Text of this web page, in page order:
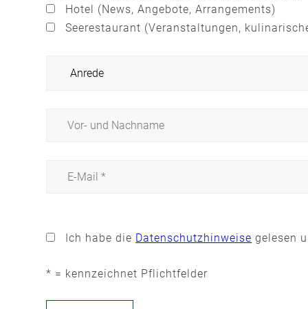
Hotel (News, Angebote, Arrangements)
Seerestaurant (Veranstaltungen,
lasse
Feld
Ich habe die Datenschutzhinweise gelesen
* = kennzeichnet Pflichtfelder